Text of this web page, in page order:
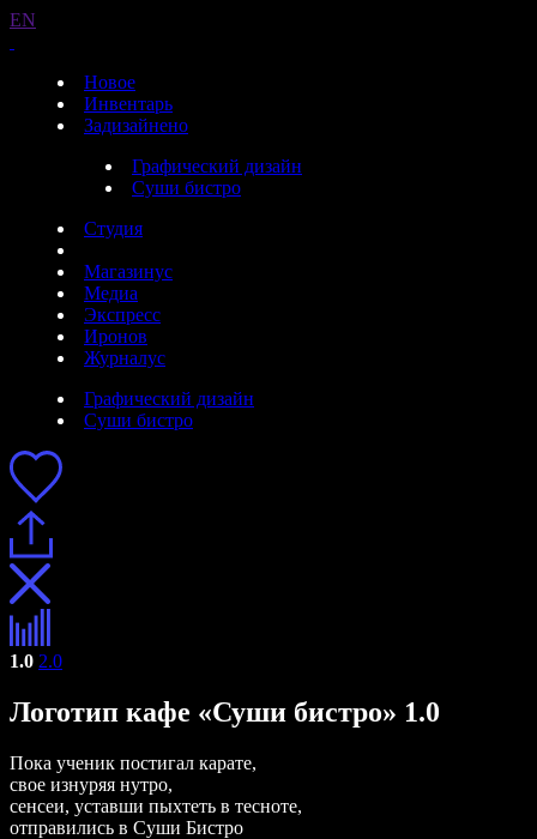
EN
Новое
Инвентарь
Задизайнено
Графический дизайн
Суши бистро
Студия
Магазинус
Медиа
Экспресс
Иронов
Журналус
Графический дизайн
Суши бистро
1.0 2.0
Логотип кафе «Суши бистро» 1.0
Пока ученик постигал карате,
свое изнуряя нутро,
сенсеи, уставши пыхтеть в тесноте,
отправились в Суши Бистро